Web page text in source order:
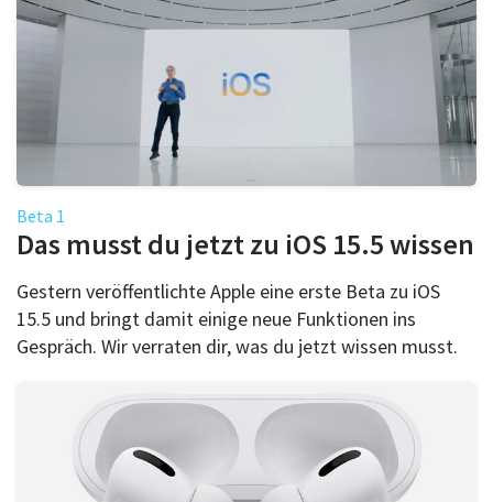
Beta 1
Das musst du jetzt zu iOS 15.5 wissen
Gestern veröffentlichte Apple eine erste Beta zu iOS
15.5 und bringt damit einige neue Funktionen ins
Gespräch. Wir verraten dir, was du jetzt wissen musst.